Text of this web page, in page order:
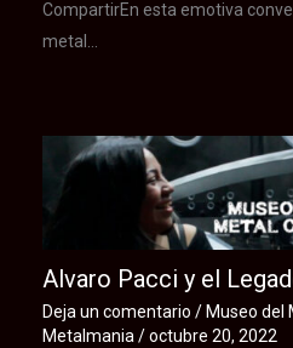
CompartirEn esta emotiva
metal…
Alvaro Pacci y el
Deja un comentario / Museo del
Metalmania /octubre 20, 2022